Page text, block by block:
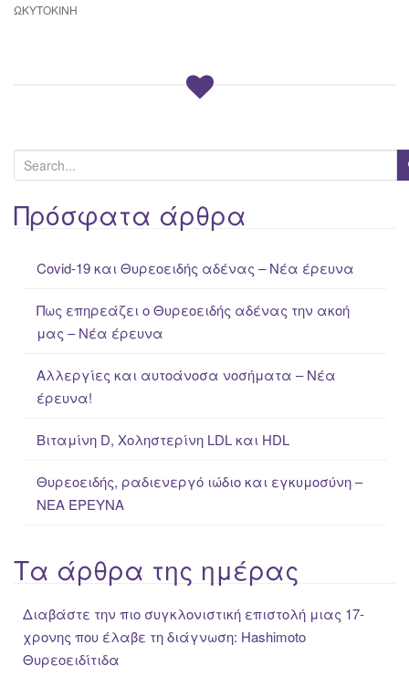
ΩΚΥΤΟΚΊΝΗ
e
a
rΠρόσφατα άρθρα
Covid-19 και Θυρεοειδής αδένας – Νέα έρευνα
Πως επηρεάζει ο Θυρεοειδής αδένας την ακοή
μας – Νέα έρευνα
Αλλεργίες και αυτοάνοσα νοσήματα – Νέα
έρευνα!
Βιταμίνη D, Χοληστερίνη LDL και HDL
Θυρεοειδής, ραδιενεργό ιώδιο και εγκυμοσύνη –
ΝΕΑ ΈΡΕΥΝΑ
Τα άρθρα της ημέρας
Διαβάστε την πιο συγκλονιστική επιστολή μιας 17-
χρονης που έλαβε τη διάγνωση: Hashimoto
Θυρεοειδίτιδα